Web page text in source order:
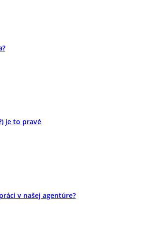
je to pravé
v našej agentúre?